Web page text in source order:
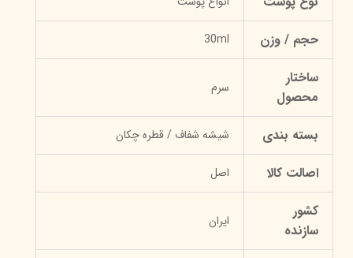
حجم / وزن 30ml
ساختار
محصول
سرم
بسته بندی شیشه شفاف / قطره چکان
اصالت کالا اصل
کشور
سازنده
ایران